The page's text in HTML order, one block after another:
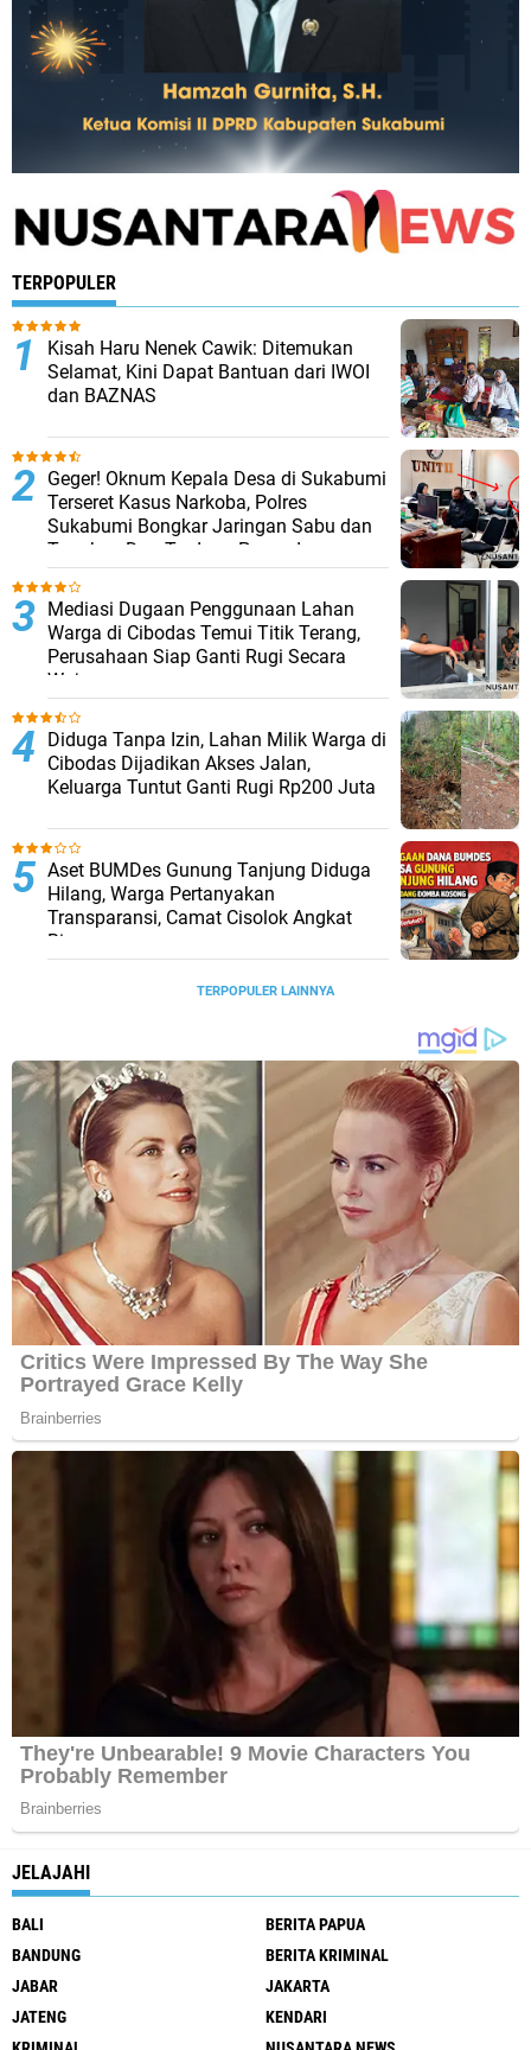
TERPOPULER
Kisah Haru Nenek Cawik: Ditemukan
Selamat, Kini Dapat Bantuan dari IWOI
dan BAZNAS
Geger! Oknum Kepala Desa di Sukabumi
Terseret Kasus Narkoba, Polres
Sukabumi Bongkar Jaringan Sabu dan
Tangkap Dua Terduga Pengedar
Mediasi Dugaan Penggunaan Lahan
Warga di Cibodas Temui Titik Terang,
Perusahaan Siap Ganti Rugi Secara
Wajar
Diduga Tanpa Izin, Lahan Milik Warga di
Cibodas Dijadikan Akses Jalan,
Keluarga Tuntut Ganti Rugi Rp200 Juta
Aset BUMDes Gunung Tanjung Diduga
Hilang, Warga Pertanyakan
Transparansi, Camat Cisolok Angkat
Bicara
TERPOPULER LAINNYA
JELAJAHI
BALI
BERITA PAPUA
BANDUNG
BERITA KRIMINAL
JABAR
JAKARTA
JATENG
KENDARI